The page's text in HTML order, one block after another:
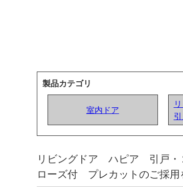
製品カテゴリ
室内ドア
リビングドア ハピア 引戸
ローズ付 プレカットのご採用